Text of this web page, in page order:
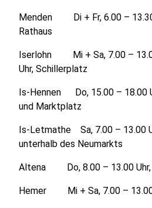
Menden Di + Fr, 6.00 – 13.30
Rathaus
Iserlohn Mi + Sa, 7.00 –
Uhr, Schillerplatz
Is-Hennen Do, 15.00 – 18.00
und Marktplatz
Is-Letmathe Sa, 7.00 – 13.00
unterhalb des Neumarkts
Altena Do, 8.00 – 13.00 Uhr,
Hemer Mi + Sa, 7.00 – 13.00